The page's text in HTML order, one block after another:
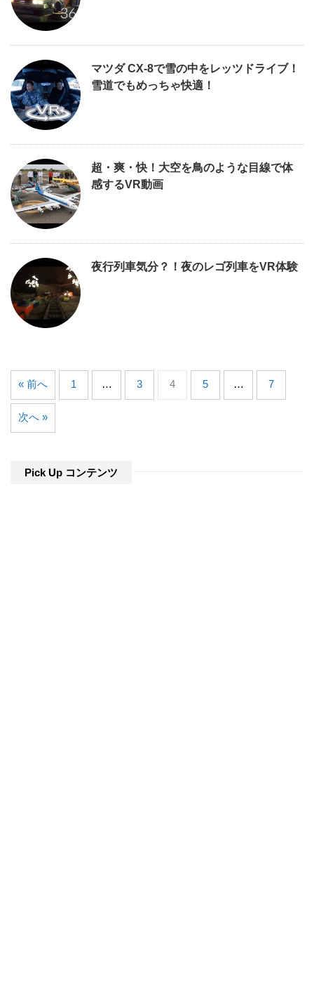
マツダ CX-8で雪の中をレッツドライブ！
雪道でもめっちゃ快適！
超・爽・快！大空を鳥のような目線で体
感するVR動画
夜行列車気分？！夜のレゴ列車をVR体験
« 前へ 1 … 3 4 5 … 7
次へ »
Pick Up コンテンツ